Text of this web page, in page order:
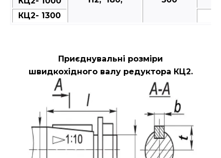
КЦ2- 1300
Приєднувальні розміри
швидкохідного валу редуктора КЦ2.